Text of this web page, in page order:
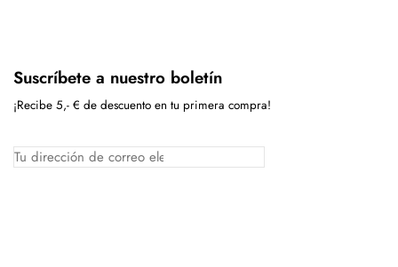
Suscríbete a nuestro boletín
¡Recibe 5,- € de descuento en tu primera compra!